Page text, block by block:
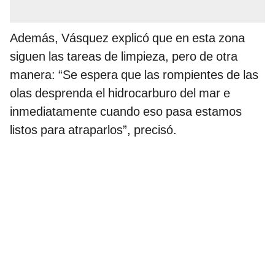
Además, Vásquez explicó que en esta zona
siguen las tareas de limpieza, pero de otra
manera: “Se espera que las rompientes de las
olas desprenda el hidrocarburo del mar e
inmediatamente cuando eso pasa estamos
listos para atraparlos”, precisó.